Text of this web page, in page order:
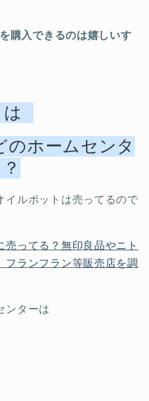
購入できるのは嬉しいす
のホームセンタ
イルポットは売ってるので
売ってる？無印良品やニト
フランフラン等販売店を調
ンターは